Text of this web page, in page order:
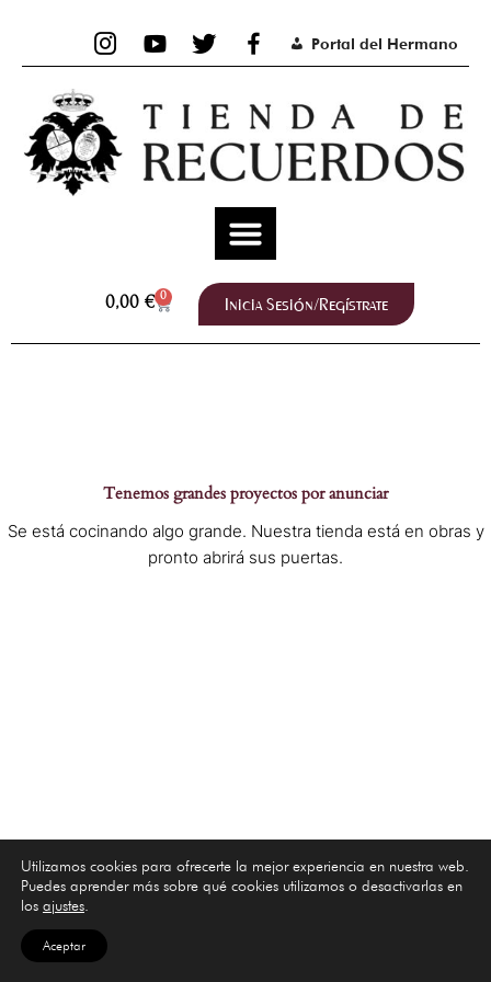
contenido
Portal del Hermano
0,00 € 0
CarritoInicia Sesión/Regístrate
Tenemos grandes proyectos por anunciar
Se está cocinando algo grande. Nuestra tienda está en obras y
pronto abrirá sus puertas.
Utilizamos cookies para ofrecerte la mejor experiencia en nuestra web.
Puedes aprender más sobre qué cookies utilizamos o desactivarlas en
los ajustes
Aceptar